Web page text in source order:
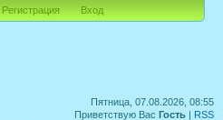
Пятница, 07.08.2026, 08:55
Приветствую Вас Гость | RSS
Регистрация Вход